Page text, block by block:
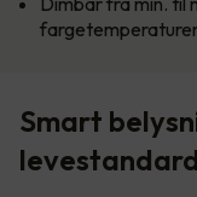
Smart
levestandard